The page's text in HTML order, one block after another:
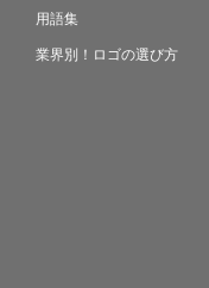
用語集
業界別！ロゴの選び方